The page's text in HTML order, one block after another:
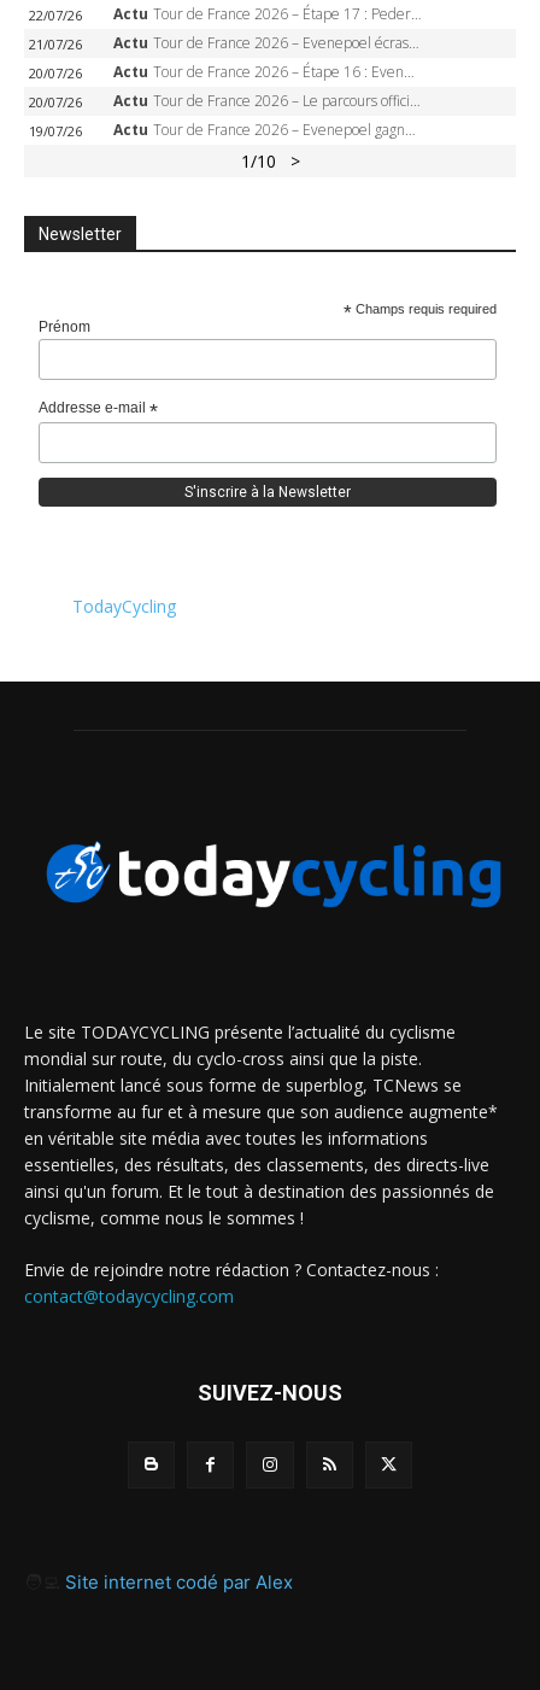
22/07/26 Actu Tour de France 2026 – Étape 17 : Pedersen peut-il verrouiller le maillot vert à Voiron ?
21/07/26 Actu Tour de France 2026 – Evenepoel écrase le chrono d’Évian, Seixas 4e, Lipowitz abandonne
20/07/26 Actu Tour de France 2026 – Étape 16 : Evenepoel, Pogacar, Ganna… qui domptera le chrono d’Évian pour redessiner le podium ?
20/07/26 Actu Tour de France 2026 – Le parcours officiel complet : 21 étapes, profils, carte et dates
19/07/26 Actu Tour de France 2026 – Evenepoel gagne à Solaison, Vingegaard abandonne, Pogacar toujours en jaune
1/10 >
Newsletter
* Champs requis required
Prénom
Addresse e-mail*
TodayCycling
Le site TODAYCYCLING présente l’actualité du cyclisme
mondial sur route, du cyclo-cross ainsi que la piste.
Initialement lancé sous forme de superblog, TCNews se
transforme au fur et à mesure que son audience augmente*
en véritable site média avec toutes les informations
essentielles, des résultats, des classements, des directs-live
ainsi qu'un forum. Et le tout à destination des passionnés de
cyclisme, comme nous le sommes !
Envie de rejoindre notre rédaction ? Contactez-nous :
contact@todaycycling.com
SUIVEZ-NOUS
Site internet codé par Alex